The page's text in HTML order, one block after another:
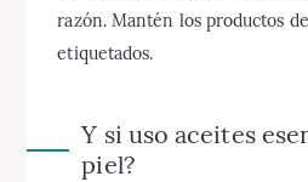
razón. Mantén los productos
etiquetados.
Y si uso aceites
piel?